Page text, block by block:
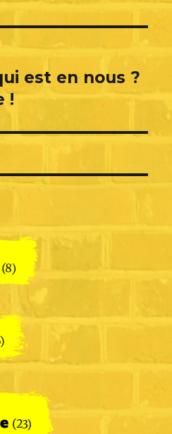
est en nous ?
!
(8)
(23)